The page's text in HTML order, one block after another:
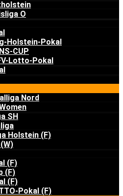
O
Holstein-Pokal
CUP
Lotto-Pokal
Nord
SH
Holstein (F)
(F)
(F)
(F)
Pokal (F)